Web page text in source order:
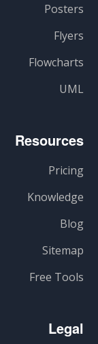
Posters
Flyers
Flowcharts
UML
Resources
Pricing
Knowledge
Blog
Sitemap
Free Tools
Legal